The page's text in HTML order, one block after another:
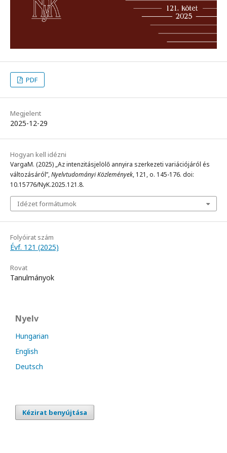
PDF
Megjelent
2025-12-29
Hogyan kell idézni
VargaM. (2025) „Az intenzitásjelölő annyira szerkezeti variációjáról és
változásáról”,Nyelvtudományi Közlemények, 121, o. 145-176. doi:
10.15776/NyK.2025.121.8.
Idézet formátumok
Folyóirat szám
Évf. 121 (2025)
Rovat
Tanulmányok
Nyelv
Hungarian
English
Deutsch
Kézirat benyújtása